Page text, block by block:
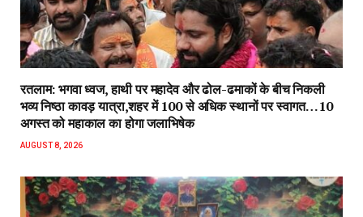
रतलाम: भगवा ध्वज, हाथी पर महादेव और ढोल-ढमाकों के बीच निकली
भव्य निष्ठा कावड़ यात्रा,शहर में 100 से अधिक स्थानों पर स्वागत…10
अगस्त को महाकाल का होगा जलाभिषेक
AUGUST 8, 2026